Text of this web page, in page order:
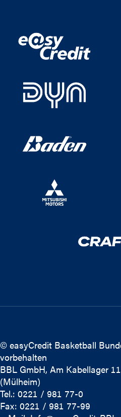
© easyCredit Basketball
vorbehalten
BBL GmbH, Am Kabellager
(Mülheim)
Tel.: 0221 / 981 77-0
Fax: 0221 / 981 77-99